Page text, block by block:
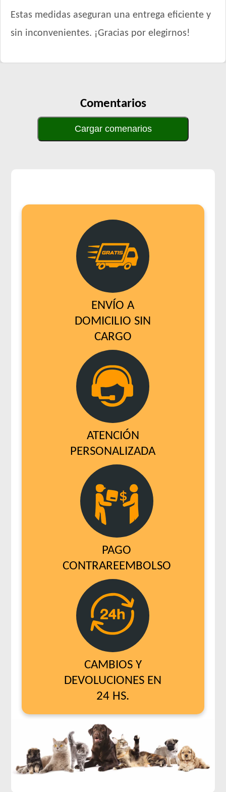
Estas medidas aseguran una entrega eficiente y
sin inconvenientes. ¡Gracias por elegirnos!
Comentarios
Cargar comenarios
ENVÍO A
DOMICILIO SIN
CARGO
ATENCIÓN
PERSONALIZADA
PAGO
CONTRAREEMBOLSO
CAMBIOS Y
DEVOLUCIONES EN
24 HS.